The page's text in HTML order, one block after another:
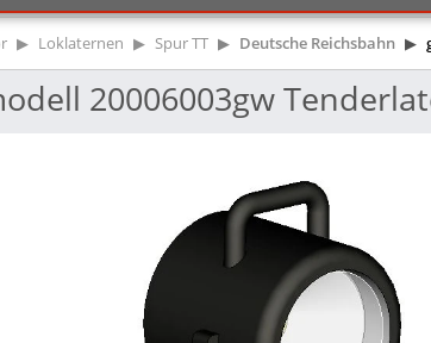
Loklaternen Spur TT Deutsche Reichsbahn
20006003gw